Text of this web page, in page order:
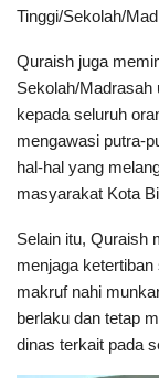
Tinggi/Sekolah/
Quraish juga
Sekolah/Madrasah
kepada seluruh
mengawasi putra-
hal-hal yang
masyarakat Kota
Selain itu, Quraish
menjaga
makruf nahi
berlaku dan tetap
dinas terkait pada